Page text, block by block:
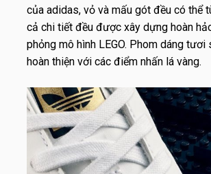
của adidas, vỏ và mấu gót đều có thể
cả chi tiết đều được xây dựng hoàn
phỏng mô hình LEGO. Phom dáng
hoàn thiện với các điểm nhấn lá vàng.